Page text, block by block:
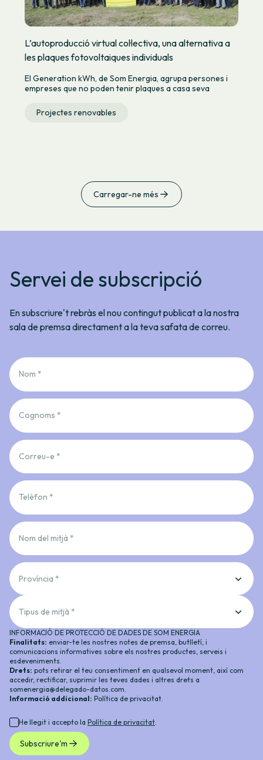
L’autoproducció virtual col·lectiva, una alternativa a
les plaques fotovoltaiques individuals
El Generation kWh, de Som Energia, agrupa persones i
empreses que no poden tenir plaques a casa seva
Projectes renovables
Carregar-ne més
Servei de subscripció
En subscriure't rebràs el nou contingut publicat a la nostra
sala de premsa directament a la teva safata de correu.
Nom *
Cognoms *
Correu-e *
Telèfon *
Nom del mitjà *
Província *
Tipus de mitjà *
INFORMACIÓ DE PROTECCIÓ DE DADES DE SOM ENERGIA
Finalitats: enviar-te les nostres notes de premsa, butlletí, i
comunicacions informatives sobre els nostres productes, serveis i
esdeveniments.
Drets: pots retirar el teu consentiment en qualsevol moment, així com
accedir, rectificar, suprimir les teves dades i altres drets a
somenergia@delegado-datos.com.
Informació addicional: Política de privacitat.
He llegit i accepto la Política de privacitat.
Subscriure'm